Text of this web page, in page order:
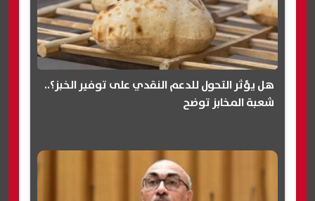
هل يؤثر التحول للدعم النقدي على توفير الخبز؟..
شعبة المخابز توضح